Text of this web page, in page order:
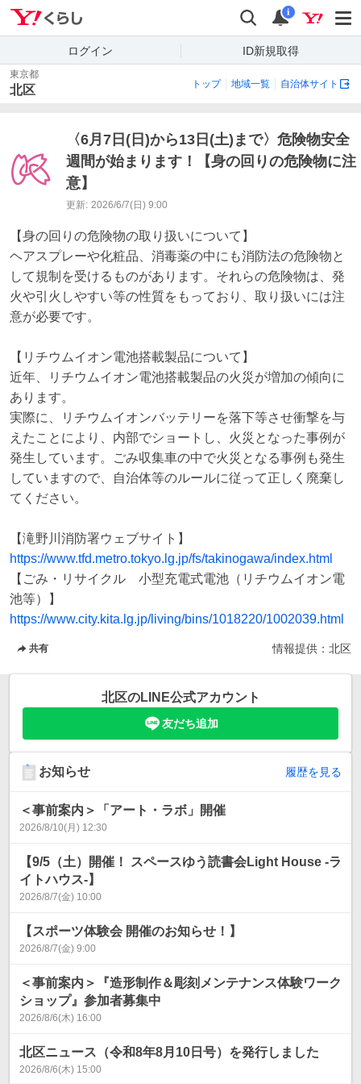
検索 通知
i
ログイン ID新規取得
東京都
北区 トップ 地域一覧 自治体サイト
〈6月7日(日)から13日(土)まで〉危険物安全
週間が始まります！【身の回りの危険物に注
意】
更新: 2026/6/7(日) 9:00
【身の回りの危険物の取り扱いについて】
ヘアスプレーや化粧品、消毒薬の中にも消防法の危険物と
して規制を受けるものがあります。それらの危険物は、発
火や引火しやすい等の性質をもっており、取り扱いには注
意が必要です。
【リチウムイオン電池搭載製品について】
近年、リチウムイオン電池搭載製品の火災が増加の傾向に
あります。
実際に、リチウムイオンバッテリーを落下等させ衝撃を与
えたことにより、内部でショートし、火災となった事例が
発生しています。ごみ収集車の中で火災となる事例も発生
していますので、自治体等のルールに従って正しく廃棄し
てください。
https://www.tfd.metro.tokyo.lg.jp/fs/takinogawa/index.html
【ごみ・リサイクル　小型充電式電池（リチウムイオン電
https://www.city.kita.lg.jp/living/bins/1018220/1002039.html
共有 情報提供： 北区
北区のLINE公式アカウント
友だち追加
お知らせ 履歴を見る
＜事前案内＞「アート・ラボ」開催
2026/8/10(月) 12:30
【9/5（土）開催！ スペースゆう読書会Light House -ラ
イトハウス-】
2026/8/7(金) 10:00
【スポーツ体験会 開催のお知らせ！】
2026/8/7(金) 9:00
＜事前案内＞『造形制作＆彫刻メンテナンス体験ワーク
ショップ』参加者募集中
2026/8/6(木) 16:00
北区ニュース（令和8年8月10日号）を発行しました
2026/8/6(木) 15:00